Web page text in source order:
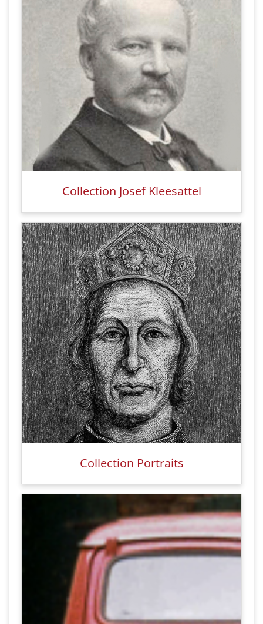
Collection Josef Kleesattel
Collection Portraits